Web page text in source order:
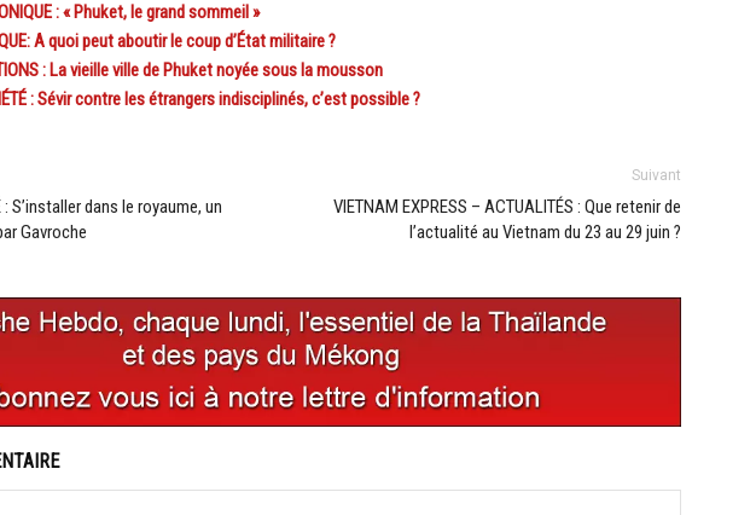
: « Phuket, le grand sommeil »
A quoi peut aboutir le coup d’État militaire ?
: La vieille ville de Phuket noyée sous la mousson
: Sévir contre les étrangers indisciplinés, c’est possible ?
: S’installer dans le royaume, un
Gavroche
Suivant
VIETNAM EXPRESS – ACTUALITÉS : Que retenir de
l’actualité au Vietnam du 23 au 29 juin ?